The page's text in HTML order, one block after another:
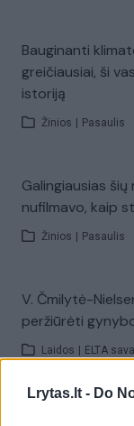
Lrytas.lt - Do
Bauginanti
greičiausiai, ši
istoriją
Žinios Pasaulis
Galingiausias
nufilmavo, kaip
Žinios Pasaulis
V. Čmilytė-
peržiūrėti
Laidos ELTA